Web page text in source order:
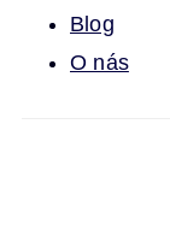
Blog
O nás